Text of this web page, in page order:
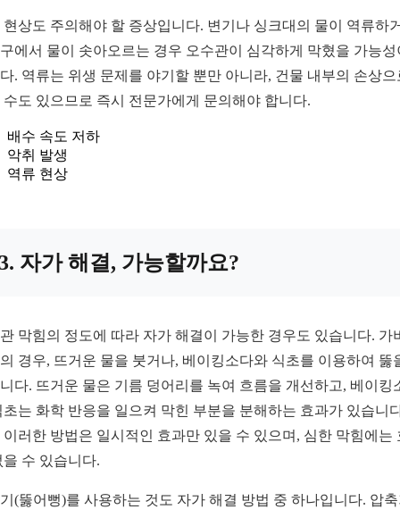
현상도 주의해야 할 증상입니다. 변기나 싱크대의 물이 역류하
에서 물이 솟아오르는 경우 오수관이 심각하게 막혔을 가능성
. 역류는 위생 문제를 야기할 뿐만 아니라, 건물 내부의 손상으
수도 있으므로 즉시 전문가에게 문의해야 합니다.
배수 속도 저하
악취 발생
역류 현상
자가 해결, 가능할까요?
막힘의 정도에 따라 자가 해결이 가능한 경우도 있습니다. 가
경우, 뜨거운 물을 붓거나, 베이킹소다와 식초를 이용하여 뚫
다. 뜨거운 물은 기름 덩어리를 녹여 흐름을 개선하고, 베이킹
초는 화학 반응을 일으켜 막힌 부분을 분해하는 효과가 있습니
이러한 방법은 일시적인 효과만 있을 수 있으며, 심한 막힘에는
을 수 있습니다.
(뚫어뻥)를 사용하는 것도 자가 해결 방법 중 하나입니다. 압